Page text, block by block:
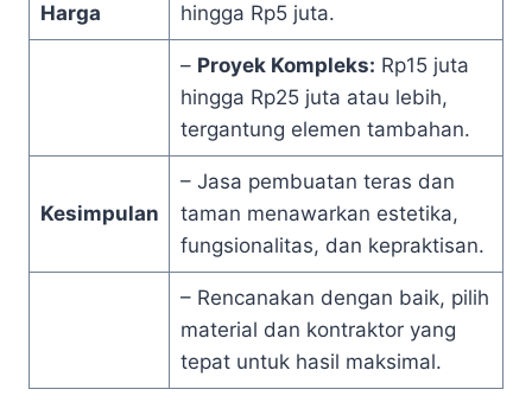
Harga
hingga Rp5 juta.
– Proyek Kompleks: Rp15 juta
hingga Rp25 juta atau lebih,
tergantung elemen tambahan.
Kesimpulan
– Jasa pembuatan teras dan
taman menawarkan estetika,
fungsionalitas, dan kepraktisan.
– Rencanakan dengan baik, pilih
material dan kontraktor yang
tepat untuk hasil maksimal.